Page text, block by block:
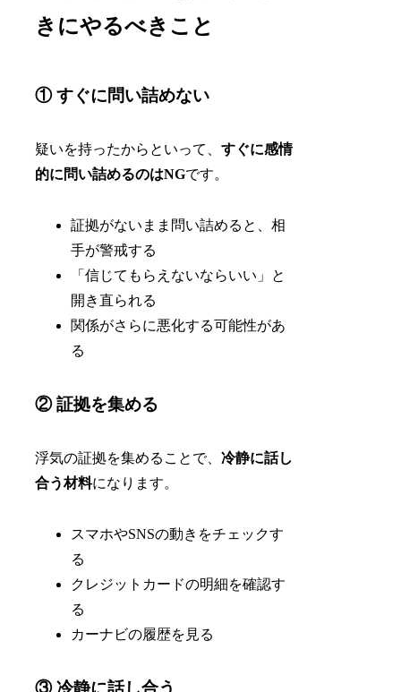
きにやるべきこと
① すぐに問い詰めない
疑いを持ったからといって、すぐに感情
的に問い詰めるのはNGです。
証拠がないまま問い詰めると、相
手が警戒する
「信じてもらえないならいい」と
開き直られる
関係がさらに悪化する可能性があ
る
② 証拠を集める
浮気の証拠を集めることで、冷静に話し
合う材料になります。
スマホやSNSの動きをチェックす
る
クレジットカードの明細を確認す
る
カーナビの履歴を見る
③ 冷静に話し合う